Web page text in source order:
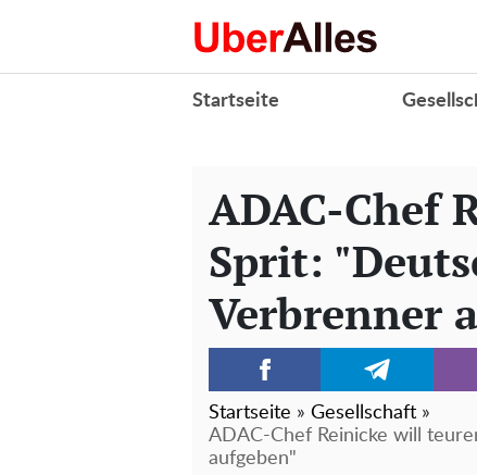
Startseite
ADAC-Chef
Sprit:
Verbrenner
Startseite » Gesellschaft »
ADAC-Chef Reinicke will
aufgeben"